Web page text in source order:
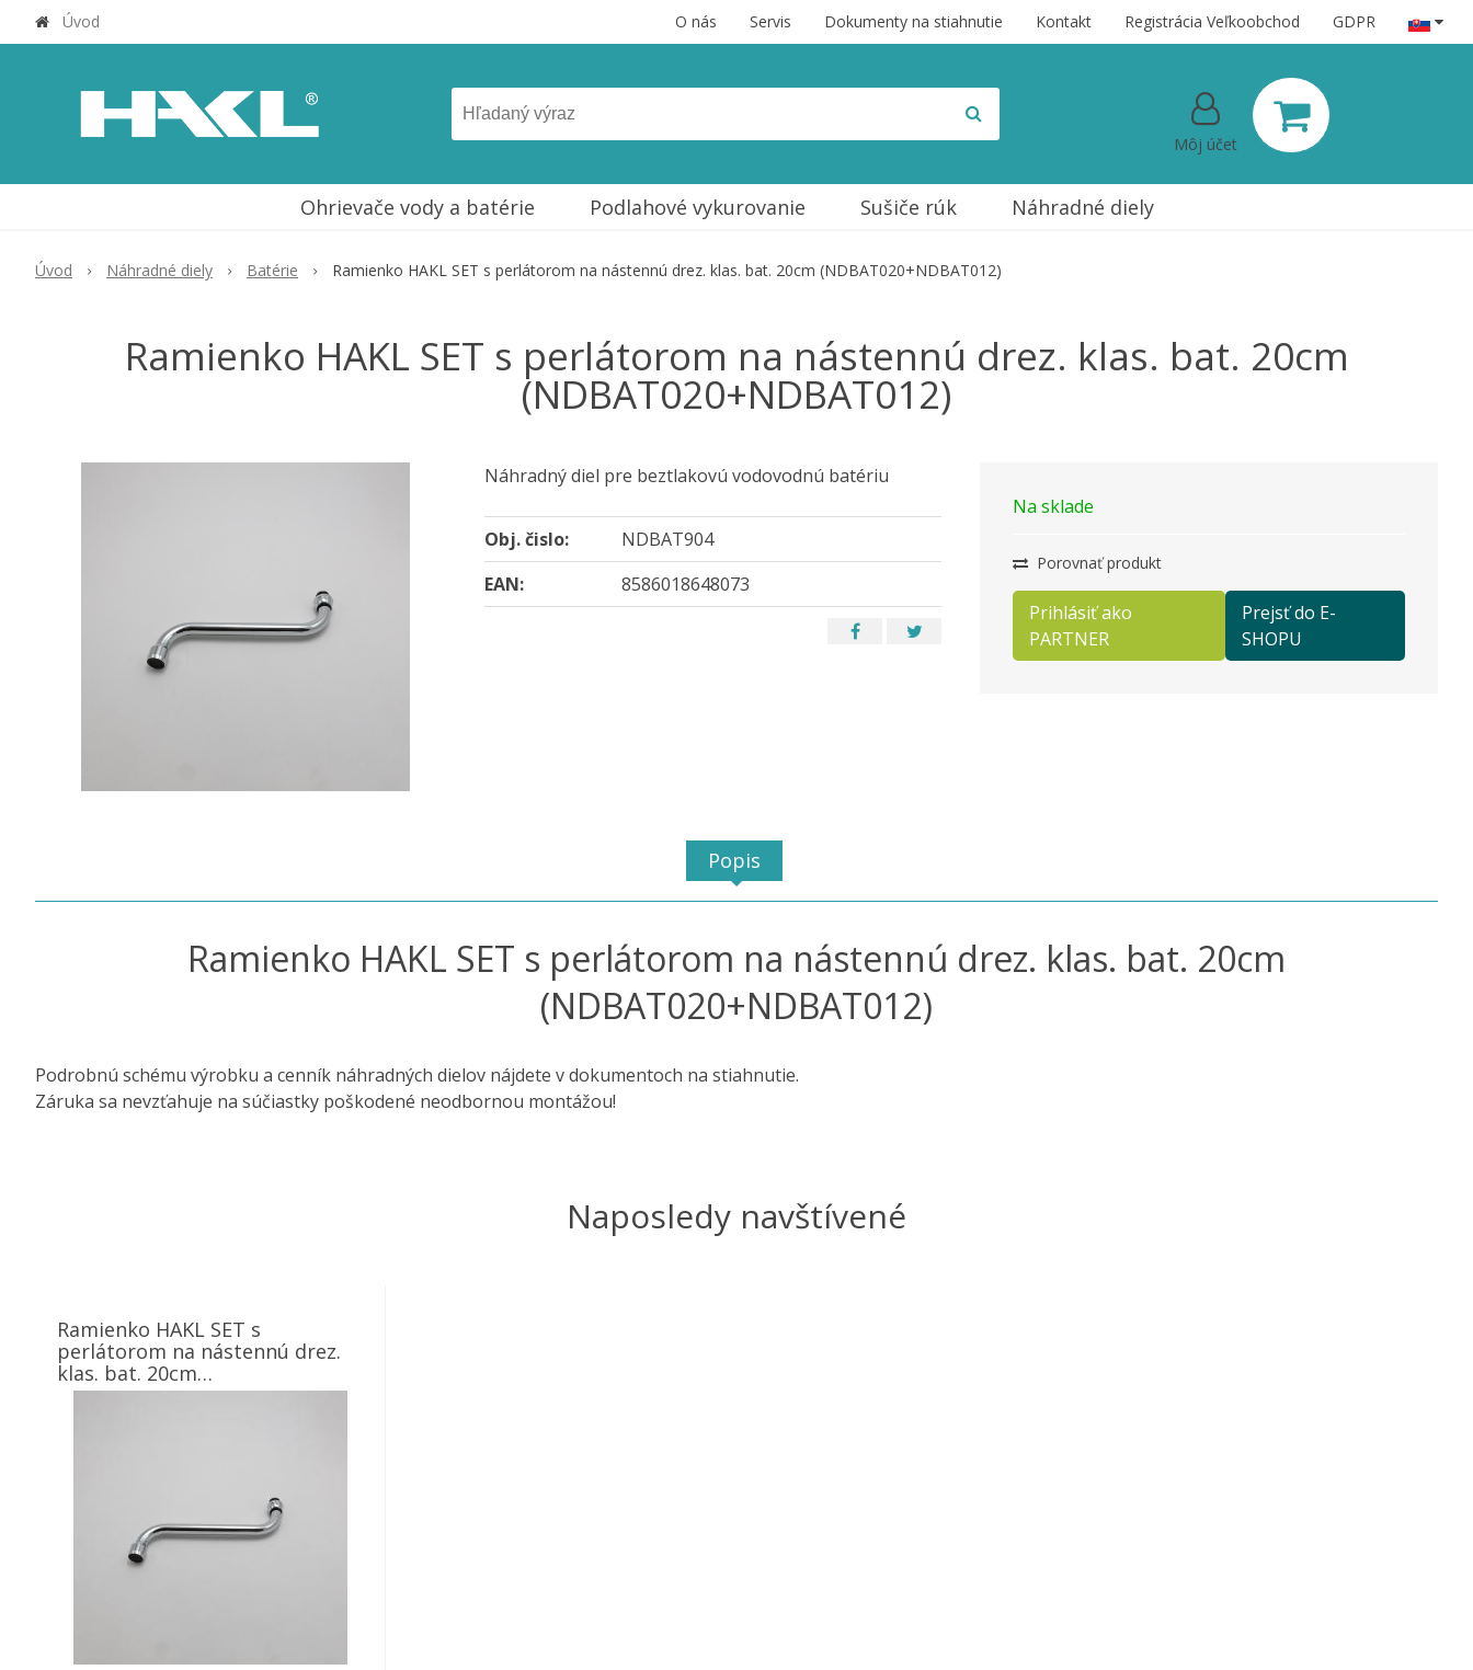
Úvod O nás Servis Dokumenty na stiahnutie Kontakt Registrácia Veľkoobchod GDPR
Môj účet
Ohrievače vody a batérie Podlahové vykurovanie Sušiče rúk Náhradné diely
Úvod Náhradné diely Batérie Ramienko HAKL SET s perlátorom na nástennú drez. klas. bat. 20cm (NDBAT020+NDBAT012)
Ramienko HAKL SET s perlátorom na nástennú drez. klas. bat. 20cm
(NDBAT020+NDBAT012)
Na sklade
Porovnať produkt
Prihlásiť ako
PARTNER
Prejsť do E-
SHOPU
Náhradný diel pre beztlakovú vodovodnú batériu
Obj. čislo:
NDBAT904
EAN:
8586018648073
Popis
Ramienko HAKL SET s perlátorom na nástennú drez. klas. bat. 20cm
(NDBAT020+NDBAT012)
Podrobnú schému výrobku a cenník náhradných dielov nájdete v dokumentoch na stiahnutie.
Záruka sa nevzťahuje na súčiastky poškodené neodbornou montážou!
Naposledy navštívené
Ramienko HAKL SET s
perlátorom na nástennú drez.
klas. bat. 20cm
(NDBAT020+NDBAT012)